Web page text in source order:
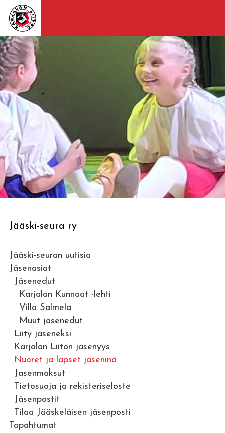
Jääski-seura ry
Jääski-seuran uutisia
Jäsenasiat
Jäsenedut
Karjalan Kunnaat -lehti
Villa Salmela
Muut jäsenedut
Liity jäseneksi
Karjalan Liiton jäsenyys
Nuoret ja lapset jäseninä
Jäsenmaksut
Tietosuoja ja rekisteriseloste
Jäsenpostit
Tilaa Jääskeläisen jäsenposti
Tapahtumat